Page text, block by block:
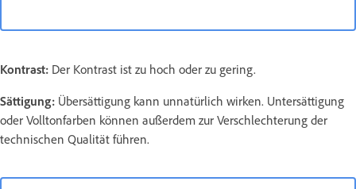
Kontrast: Der Kontrast ist zu hoch oder zu gering.
Sättigung: Übersättigung kann unnatürlich wirken. Untersättigung
oder Volltonfarben können außerdem zur Verschlechterung der
technischen Qualität führen.